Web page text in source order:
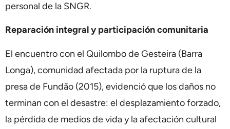
personal de la SNGR.
Reparación integral y participación comunitaria
El encuentro con el Quilombo de Gesteira (Barra
Longa), comunidad afectada por la ruptura de la
presa de Fundão (2015), evidenció que los daños no
terminan con el desastre: el desplazamiento forzado,
la pérdida de medios de vida y la afectación cultural